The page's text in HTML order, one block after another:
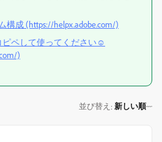
構成 (https://helpx.adobe.com/)
ピペして使ってください☺︎
)
並び替え : 新しい順